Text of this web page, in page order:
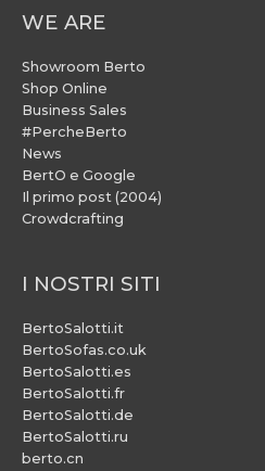
WE ARE
Showroom Berto
Shop Online
Business Sales
#PercheBerto
News
BertO e Google
Il primo post (2004)
Crowdcrafting
I NOSTRI SITI
BertoSalotti.it
BertoSofas.co.uk
BertoSalotti.es
BertoSalotti.fr
BertoSalotti.de
BertoSalotti.ru
berto.cn